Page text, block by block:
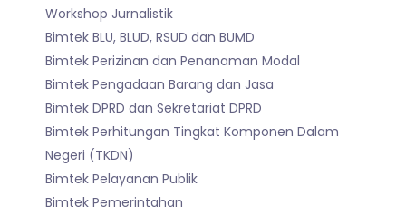
Workshop Jurnalistik
Bimtek BLU, BLUD, RSUD dan BUMD
Bimtek Perizinan dan Penanaman Modal
Bimtek Pengadaan Barang dan Jasa
Bimtek DPRD dan Sekretariat DPRD
Bimtek Perhitungan Tingkat Komponen Dalam
Negeri (TKDN)
Bimtek Pelayanan Publik
Bimtek Pemerintahan